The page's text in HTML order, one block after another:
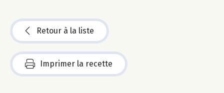
Retour à la liste
Imprimer la recette